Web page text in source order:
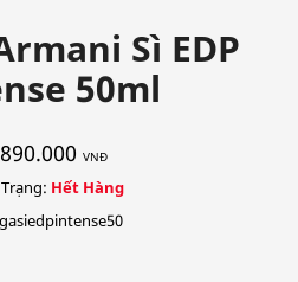
Sì EDP
50ml
VNĐ
Hết Hàng